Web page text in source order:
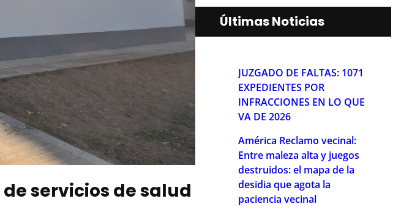
servicios de salud
Últimas Noticias
JUZGADO DE FALTAS: 1071
EXPEDIENTES POR
INFRACCIONES EN LO QUE
VA DE 2026
América Reclamo vecinal:
Entre maleza alta y juegos
destruidos: el mapa de la
desidia que agota la
paciencia vecinal